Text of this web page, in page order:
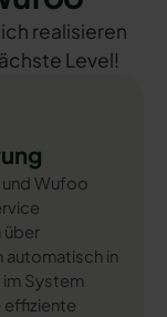
realisieren
Level!
Wufoo
über
automatisch in
System
effiziente